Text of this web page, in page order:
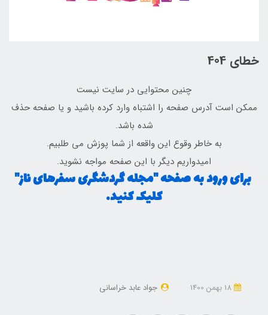
خطای 404
چنین محتوایی در سایت نیست
ممکن است آدرس صفحه را اشتباه وارد کرده باشید و یا صفحه حذف
شده باشد.
به خاطر وقوع این واقعه از شما پوزش می طلبیم.
امیدواریم دیگر با این صفحه مواجه نشوید.
برای ورود به صفحه "مجله گردشگری سفرهای ناز"
کلیک کنید.
جواد عابد خراسانی